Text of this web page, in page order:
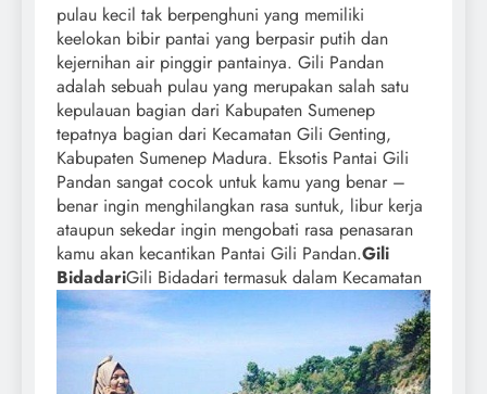
pulau kecil tak berpenghuni yang memiliki
keelokan bibir pantai yang berpasir putih dan
kejernihan air pinggir pantainya. Gili Pandan
adalah sebuah pulau yang merupakan salah satu
kepulauan bagian dari Kabupaten Sumenep
tepatnya bagian dari Kecamatan Gili Genting,
Kabupaten Sumenep Madura. Eksotis Pantai Gili
Pandan sangat cocok untuk kamu yang benar –
benar ingin menghilangkan rasa suntuk, libur kerja
ataupun sekedar ingin mengobati rasa penasaran
kamu akan kecantikan Pantai Gili Pandan.Gili
BidadariGili Bidadari termasuk dalam Kecamatan